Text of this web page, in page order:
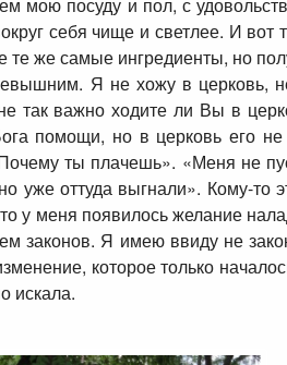
себя чище и светлее. И вот
те же самые ингредиенты, но
Я не хожу в
так важно ходите ли Вы в
помощи, но в церковь его
ты плачешь». «Меня не
уже оттуда выгнали». Кому-то
у меня появилось желание
законов. Я имею ввиду не
которое только
искала.